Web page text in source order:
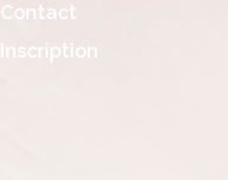
Contact
Inscription